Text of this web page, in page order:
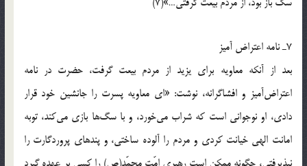
7ـ نامه اعتراض آمیز
بعد از آنکه معاویه برای یزید از مردم بیعت گرفت، حضرت در نامه
اعتراض‌آمیز و افشاگرانه، نوشت: «ای معاویه پسرت را جانشین خود قرار
دادی، او نوجوانی است که شراب می‌خورد، و با سگ‌ها بازی می‌کند، توبه
امانت الهی خیانت کردی و مردم را آلوده ساختی، و پندهای پروردگارت را